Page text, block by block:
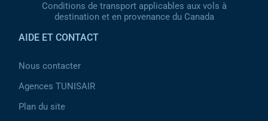
Conditions de transport applicables aux vols à
destination et en provenance du Canada
AIDE ET CONTACT
Nous contacter
Agences TUNISAIR
Plan du site